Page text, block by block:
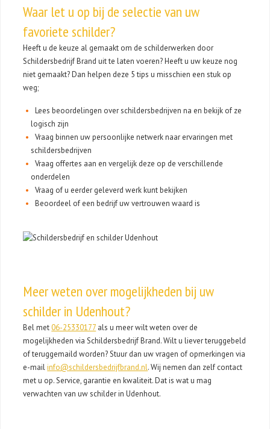
Waar let u op bij de selectie van uw
favoriete schilder?
Heeft u de keuze al gemaakt om de schilderwerken door
Schildersbedrijf Brand uit te laten voeren? Heeft u uw keuze nog
niet gemaakt? Dan helpen deze 5 tips u misschien een stuk op
weg;
Lees beoordelingen over schildersbedrijven na en bekijk of ze
logisch zijn
Vraag binnen uw persoonlijke netwerk naar ervaringen met
schildersbedrijven
Vraag offertes aan en vergelijk deze op de verschillende
onderdelen
Vraag of u eerder geleverd werk kunt bekijken
Beoordeel of een bedrijf uw vertrouwen waard is
Meer weten over mogelijkheden bij uw
schilder in Udenhout?
Bel met06-25330177 als u meer wilt weten over de
mogelijkheden via Schildersbedrijf Brand. Wilt u liever teruggebeld
of teruggemaild worden? Stuur dan uw vragen of opmerkingen via
e-mailinfo@schildersbedrijfbrand.nl. Wij nemen dan zelf contact
met u op. Service, garantie en kwaliteit. Dat is wat u mag
verwachten van uw schilder in Udenhout.